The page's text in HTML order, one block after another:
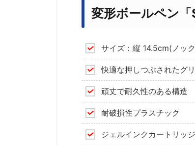
変形ボールペン
サイズ：縦 14.5cm(ノッ
快適な押しつぶされたグ
頑丈で耐久性のある構造
耐破損性プラスチック
ジェルインクカートリッ